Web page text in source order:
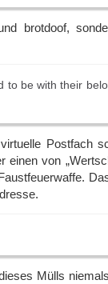
brotdoof,
to be with their
Postfach
einen von
Mülls